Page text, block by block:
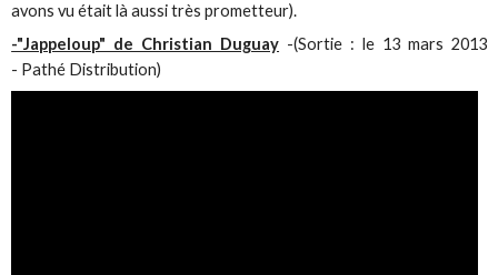
avons vu était là aussi très prometteur).
-"Jappeloup" de Christian Duguay -(Sortie : le 13 mars 2013
- Pathé Distribution)